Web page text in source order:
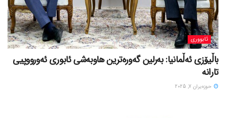
ئابووری
باڵیۆزی ئەڵمانیا: بەرلین گەورەترین هاوبەشی ئابوری ئەورووپیی
تارانە
حوزه‌یران 7, 2025